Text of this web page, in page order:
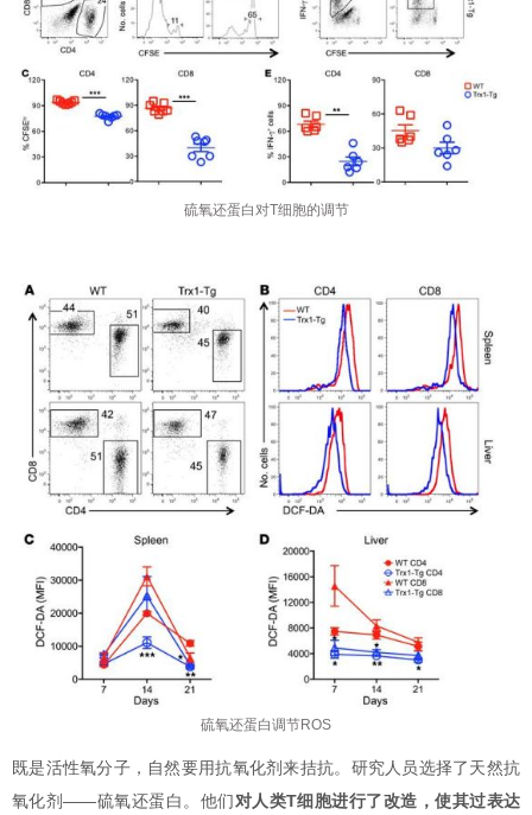
硫氧还蛋白对T细胞的调节
硫氧还蛋白调节ROS
既是活性氧分子，自然要用抗氧化剂来拮抗。研究人员选择了天然抗
氧化剂——硫氧还蛋白。他们对人类T细胞进行了改造，使其过表达